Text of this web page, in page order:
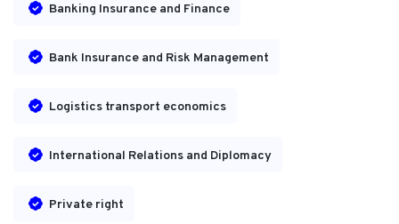
Banking Insurance and Finance
Bank Insurance and Risk Management
Logistics transport economics
International Relations and Diplomacy
Private right